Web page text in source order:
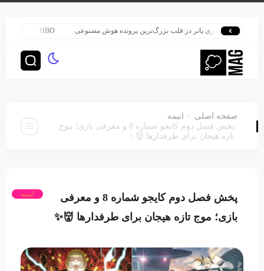
هری پاتر در قلب بزرگ‌ترین پرونده هوش مصنوعی
صفحه اصلی > انیمه :
پخش فصل دوم کایجو شماره 8 و معرفی بازی؛ موج
تازه هیجان برای طرفدارها 👹✨
پخش فصل دوم کایجو شماره 8 و معرفی
بازی؛ موج تازه هیجان برای طرفدارها 👹✨
انیمه